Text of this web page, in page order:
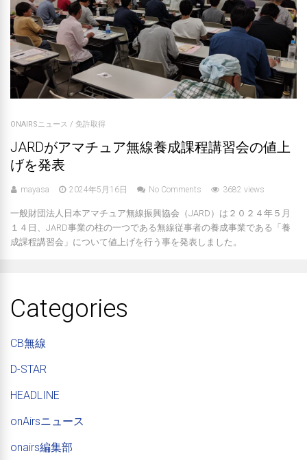
ONAIRSニュース / 免許取得
JARDがアマチュア無線養成課程講習会の値上
げを発表
mayasa 2024年5月16日 No Comments 3682 views
一般財団法人日本アマチュア無線振興協会（JARD）は２０２４年５月
１４日、JARD事業の柱の一つである無線従事者の養成事業である「養
成課程講習会」について値上げを行う事を発表しました。
Categories
CB無線
D-STAR
HEADLINE
onAirsニュース
onairs編集部